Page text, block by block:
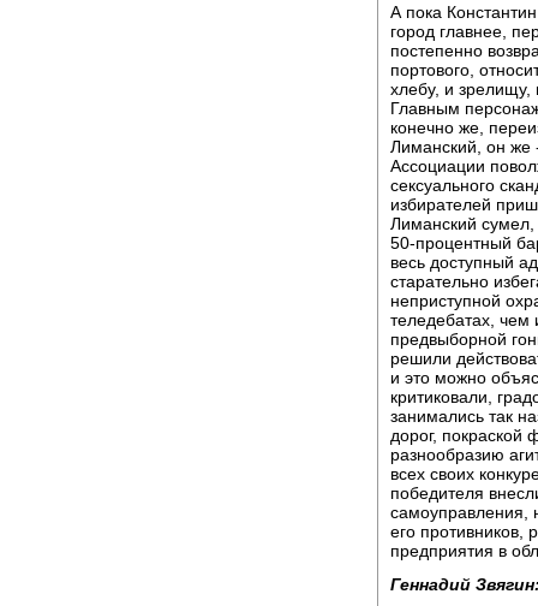
А пока
город главнее,
постепенно
портового,
хлебу, и зрелищу,
Главным
конечно же,
Лиманский, он же
Ассоциации
сексуального
избирателей
Лиманский
50-процентный
весь доступный
старательно
неприступной
теледебатах, чем
предвыборной
решили
и это можно
критиковали,
занимались так
дорог, покраской
разнообразию
всех своих
победителя
самоуправления,
его противников,
предприятия в
Геннадий